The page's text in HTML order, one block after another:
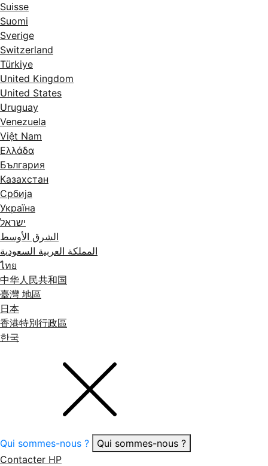
Suisse
Suomi
Sverige
Switzerland
Türkiye
United Kingdom
United States
Uruguay
Venezuela
Việt Nam
Ελλάδα
България
Казахстан
Србија
Україна
ישראל
الشرق الأوسط
المملكة العربية السعودية
ไทย
中华人民共和国
臺灣 地區
日本
香港特別行政區
한국
Qui sommes-nous ?
Qui sommes-nous ?
Contacter HP